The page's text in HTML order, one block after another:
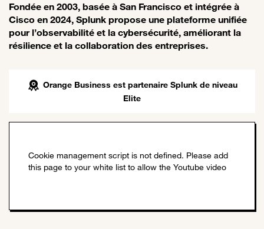
Fondée en 2003, basée à San Francisco et intégrée à
Cisco en 2024, Splunk propose une plateforme unifiée
pour l’observabilité et la cybersécurité, améliorant la
résilience et la collaboration des entreprises.
Orange Business est partenaire Splunk de niveau
Elite